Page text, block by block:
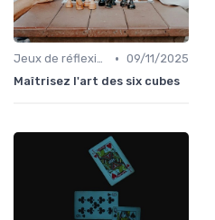
Jeux de réflexion et logique • 09/11/2025
Maîtrisez l'art des six cubes